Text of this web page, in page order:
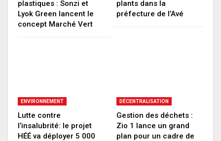
plastiques : Sonzi et
Lyok Green lancent le
concept Marché Vert
plants dans la
préfecture de l’Avé
ENVIRONNEMENT
Lutte contre
l’insalubrité: le projet
HÉÉ va déployer 5 000
DÉCENTRALISATION
Gestion des déchets :
Zio 1 lance un grand
plan pour un cadre de